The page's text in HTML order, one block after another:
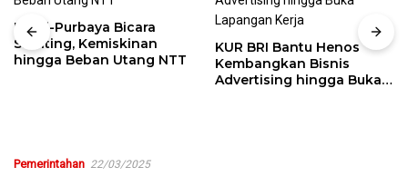
Melki-Purbaya Bicara
Stunting, Kemiskinan
hingga Beban Utang NTT
KUR BRI Bantu Henos
Kembangkan Bisnis
Advertising hingga Buka
Pemerintahan 22/03/2025